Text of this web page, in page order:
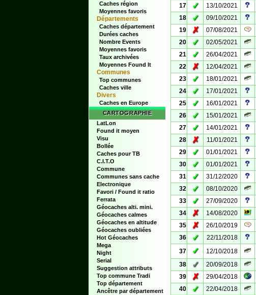
Caches région
Moyennes favoris
Départements
Caches département
Durées caches
Nombre Events
Moyennes favoris
Taux archivées
Moyennes Found It
Communes
Top communes
Caches ville
Divers
Caches en Europe
CARTOGRAPHIE
LatLon
Found it moyen
Visu
Bollée
Caches pour TB
C.I.T.O
Commune
Communes sans cache
Electronique
Favori / Found it ratio
Ferrata
Géocaches alti. mini.
Géocaches calmes
Géocaches en altitude
Géocaches oubliées
Hot Géocaches
Mega
Night
Serial
Suggestion attributs
Top commune Tradi
Top département
Ancêtre par département
17
✓ 13/10/2021
18
✓ 09/10/2021
19
✗ 07/08/2021
20
✓ 02/05/2021
21
✓ 26/04/2021
22
✗ 12/04/2021
23
✓ 18/01/2021
24
✓ 17/01/2021
25
✓ 16/01/2021
26
✓ 15/01/2021
27
✓ 14/01/2021
28
✗ 11/01/2021
29
✓ 01/01/2021
30
✓ 01/01/2021
31
✓ 31/12/2020
32
✓ 08/10/2020
33
✓ 27/09/2020
34
✗ 14/08/2020
35
✗ 26/10/2019
36
✓ 22/11/2018
37
✓ 12/10/2018
38
✓ 20/09/2018
39
✗ 29/04/2018
40
✓ 22/04/2018